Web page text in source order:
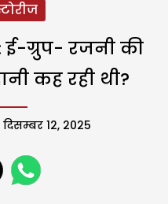
ई-ग्रुप- रजनी की
कह रही थी?
दिसम्बर 12, 2025